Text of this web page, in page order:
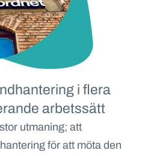
i flera
arbetssätt
utmaning; att
för att möta den